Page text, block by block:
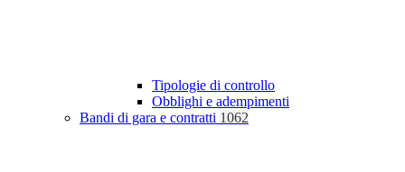
Tipologie di controllo
Obblighi e adempimenti
Bandi di gara e contratti 1062